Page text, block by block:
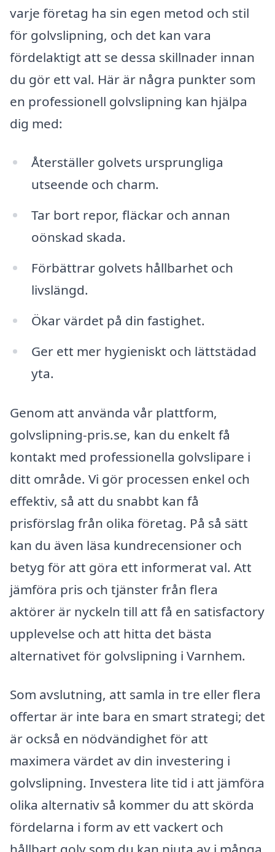
varje företag ha sin egen metod och stil
för golvslipning, och det kan vara
fördelaktigt att se dessa skillnader innan
du gör ett val. Här är några punkter som
en professionell golvslipning kan hjälpa
dig med:
Återställer golvets ursprungliga
utseende och charm.
Tar bort repor, fläckar och annan
oönskad skada.
Förbättrar golvets hållbarhet och
livslängd.
Ökar värdet på din fastighet.
Ger ett mer hygieniskt och lättstädad
yta.
Genom att använda vår plattform,
golvslipning-pris.se, kan du enkelt få
kontakt med professionella golvslipare i
ditt område. Vi gör processen enkel och
effektiv, så att du snabbt kan få
prisförslag från olika företag. På så sätt
kan du även läsa kundrecensioner och
betyg för att göra ett informerat val. Att
jämföra pris och tjänster från flera
aktörer är nyckeln till att få en satisfactory
upplevelse och att hitta det bästa
alternativet för golvslipning i Varnhem.
Som avslutning, att samla in tre eller flera
offertar är inte bara en smart strategi; det
är också en nödvändighet för att
maximera värdet av din investering i
golvslipning. Investera lite tid i att jämföra
olika alternativ så kommer du att skörda
fördelarna i form av ett vackert och